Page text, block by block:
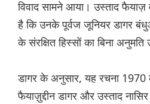
विवाद सामने आया। उस्ताद फैयाज़
है कि उनके पूर्वज जूनियर डागर
के संरक्षित हिस्सों का बिना अनुमति
डागर के अनुसार, यह रचना 1970
फैयाज़ुद्दीन डागर और उस्ताद